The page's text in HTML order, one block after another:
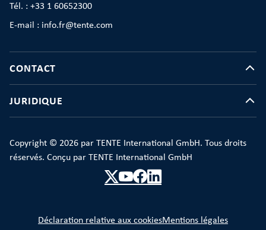
Tél. : +33 1 60652300
E-mail : info.fr@tente.com
CONTACT
JURIDIQUE
Copyright © 2026 par TENTE International GmbH. Tous droits
réservés. Conçu par TENTE International GmbH
Déclaration relative aux cookiesMentions légales